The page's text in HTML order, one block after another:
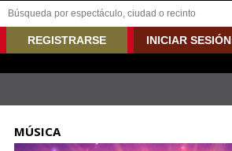
REGISTRARSE INICIAR SESIÓN
MÚSICA